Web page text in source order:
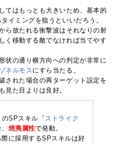
てはもっとも大きいため、基本的
イミングを狙うといいだろう。
ら放たれる衝撃波はそれなりの射
く移動する敵でなければ当てやす
状の通り横方向への判定が非常に
ネルモス にすら当たる。
された場合の再ターゲット設定を
見た目よりは良好。
のSPスキル 『ストライク
焼夷属性で発動。
に採用するSPスキルは好